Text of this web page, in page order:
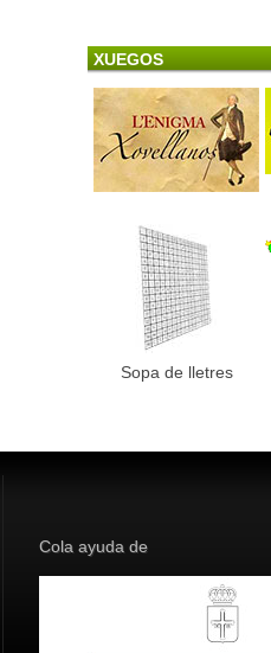
XUEGOS
Sopa de lletres
Cola ayuda de